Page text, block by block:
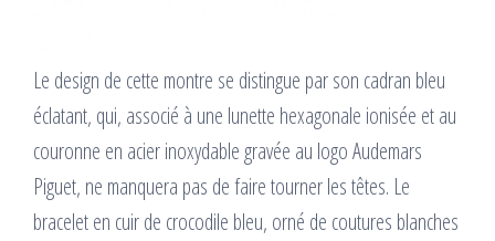
Le design de cette montre se distingue par son cadran bleu
éclatant, qui, associé à une lunette hexagonale ionisée et au
couronne en acier inoxydable gravée au logo Audemars
Piguet, ne manquera pas de faire tourner les têtes. Le
bracelet en cuir de crocodile bleu, orné de coutures blanches